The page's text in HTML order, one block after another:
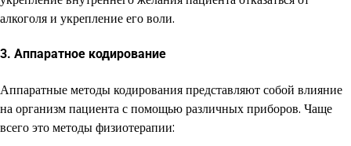
алкоголя и укрепление его воли.
3. Аппаратное кодирование
Аппаратные методы кодирования представляют собой влияние
на организм пациента с помощью различных приборов. Чаще
всего это методы физиотерапии: